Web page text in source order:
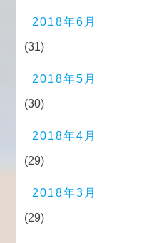
2018年6月
(31)
2018年5月
(30)
2018年4月
(29)
2018年3月
(29)